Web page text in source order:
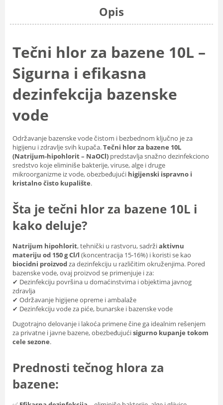
Opis
Tečni hlor za bazene 10L –
Sigurna i efikasna
dezinfekcija bazenske
vode
Održavanje bazenske vode čistom i bezbednom ključno je za
higijenu i zdravlje svih kupača.Tečni hlor za bazene 10L
(Natrijum-hipohlorit – NaOCl) predstavlja snažno dezinfekciono
sredstvo koje eliminiše bakterije, viruse, alge i druge
mikroorganizme iz vode, obezbeđujući higijenski ispravno i
kristalno čisto kupalište.
Šta je tečni hlor za bazene 10L i
kako deluje?
Natrijum hipohlorit, tehnički u rastvoru, sadržiaktivnu
materiju od 150 g Cl/l (koncentracija 15-16%) i koristi se kao
biocidni proizvodza dezinfekciju u različitim okruženjima. Pored
bazenske vode, ovaj proizvod se primenjuje i za:
✔ Dezinfekciju površina u domaćinstvima i objektima javnog
zdravlja
✔ Održavanje higijene opreme i ambalaže
✔ Dezinfekciju vode za piće, bunarske i bazenske vode
Dugotrajno delovanje i lakoća primene čine ga idealnim rešenjem
za privatne i javne bazene, obezbeđujućisigurno kupanje tokom
cele sezone.
Prednosti tečnog hlora za
bazene: